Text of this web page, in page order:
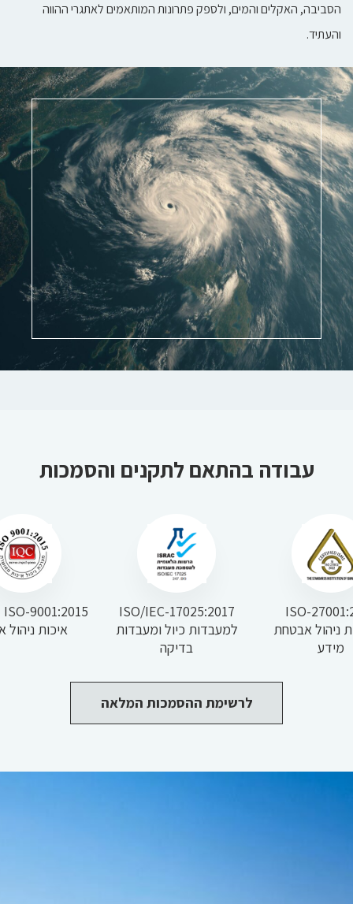
הסביבה, האקלים והמים, ולספק פתרונות המותאמים לאתגרי ההווה
והעתיד.
עבודה בהתאם לתקנים והסמכות
ISO-
ניהול אבטחת
מידע
ISO/IEC-17025:2017
למעבדות כיול ומעבדות
בדיקה
איכות ניהול
לרשימת ההסמכות המלאה